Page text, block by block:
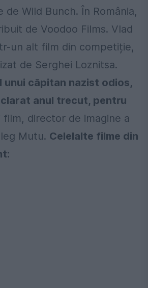
Wild Bunch. În România,
de Voodoo Films. Vlad
un alt film din competiție,
de Serghei Loznitsa.
unui căpitan nazist odios,
anul trecut, pentru
film, director de imagine a
Mutu. Celelalte filme din